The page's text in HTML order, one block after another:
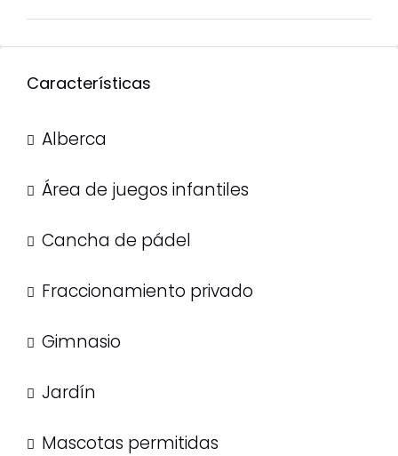
Características
Alberca
Área de juegos infantiles
Cancha de pádel
Fraccionamiento privado
Gimnasio
Jardín
Mascotas permitidas